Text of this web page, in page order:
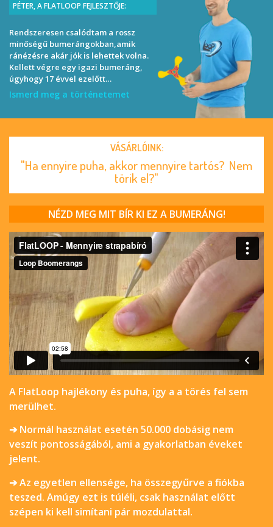
PÉTER, A FLATLOOP FEJLESZTŐJE:
Rendszeresen csalódtam a rossz
minőségű bumerángokban,amik
ránézésre akár jók is lehettek volna.
Kellett végre egy igazi bumeráng,
úgyhogy 17 évvel ezelőtt…
Ismerd meg a történetemet
VÁSÁRLÓINK:
"Ha ennyire puha, akkor mennyire tartós? Nem
törik el?"
NÉZD MEG MIT BÍR KI EZ A BUMERÁNG!
A FlatLoop hajlékony és puha, így a a törés fel sem
merülhet.
➔ Normál használat esetén 50.000 dobásig nem
veszít pontosságából, ami a gyakorlatban éveket
jelent.
➔ Az egyetlen ellensége, ha összegyűrve a fiókba
teszed. Amúgy ezt is túléli, csak használat előtt
szépen ki kell simítani pár mozdulattal.